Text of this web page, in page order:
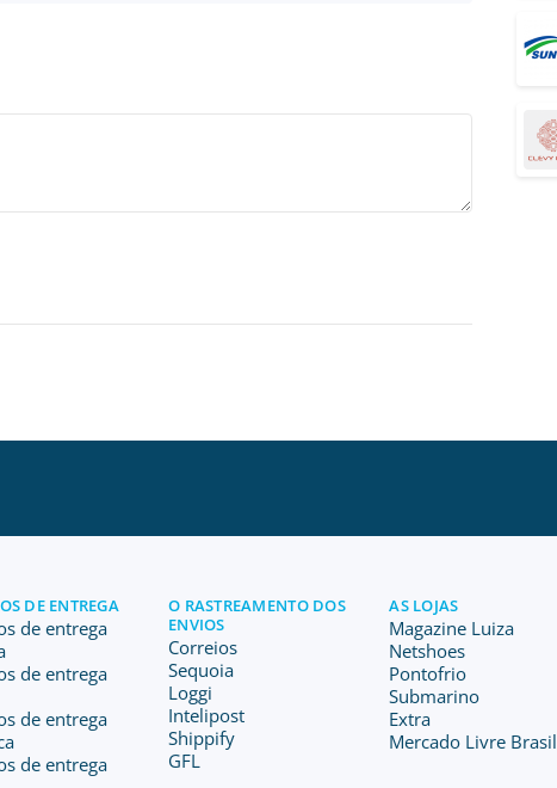
DE ENTREGA
de entrega
de entrega
de entrega
de entrega
O RASTREAMENTO DOS
ENVIOS
Correios
Sequoia
Loggi
Intelipost
Shippify
GFL
AS LOJAS
Magazine Luiza
Netshoes
Pontofrio
Submarino
Extra
Mercado Livre Brasil